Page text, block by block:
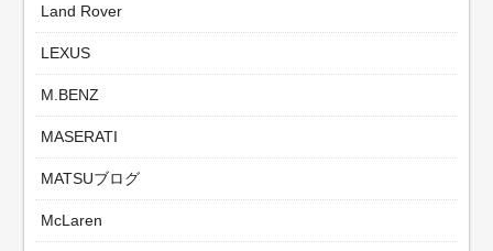
Land Rover
LEXUS
M.BENZ
MASERATI
MATSUブログ
McLaren